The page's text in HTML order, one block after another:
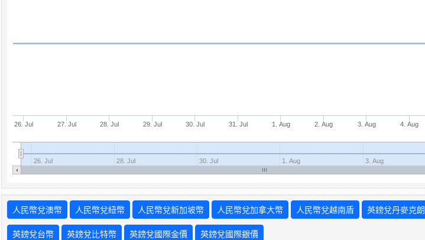
26. Jul 27. Jul 28. Jul 29. Jul 30. Jul 31. Jul 1. Aug 2. Aug 3. Aug 4. Aug
26. Jul 28. Jul 30. Jul 1. Aug 3. Aug
人民幣兌澳幣 人民幣兌紐幣 人民幣兌新加坡幣 人民幣兌加拿大幣 人民幣兌越南盾 英鎊兌丹麥克朗
英鎊兌台幣 英鎊兌比特幣 英鎊兌國際金價 英鎊兌國際銀價